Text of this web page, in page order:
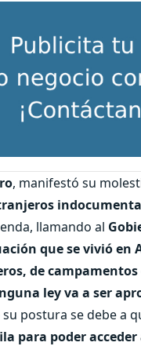
, manifestó su
llamando al
que se vivió en
de
ley va a ser
su postura se debe a
para poder